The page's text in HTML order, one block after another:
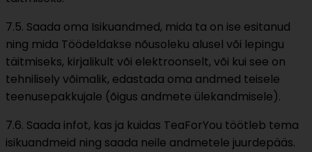
7.5. Saada oma Isikuandmed, mida ta on ise esitanud
ning mida Töödeldakse nõusoleku alusel või lepingu
täitmiseks, kirjalikult või elektroonselt, või kui see on
tehnilisely võimalik, edastada oma andmed teisele
teenusepakkujale (õigus andmete ülekandmisele).
7.6. Saada infot, kas ja kuidas TeaForYou töötleb tema
isikuandmeid ning saada neile andmetele juurdepääs.